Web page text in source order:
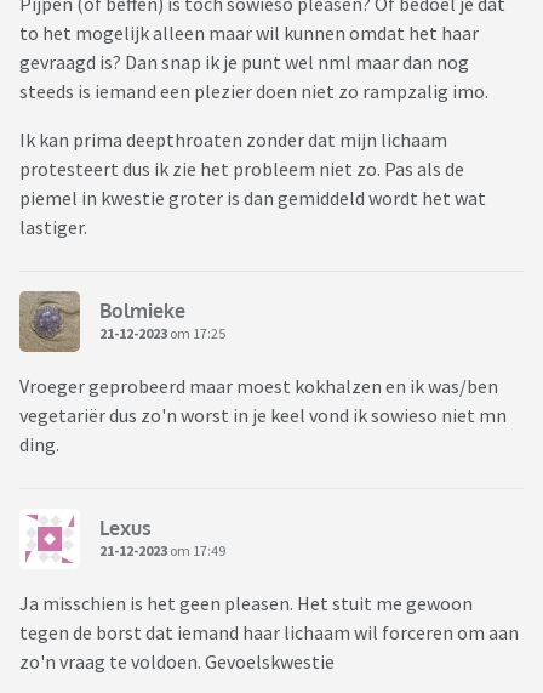
to het mogelijk alleen maar wil kunnen omdat het haar
gevraagd is? Dan snap ik je punt wel nml maar dan nog
steeds is iemand een plezier doen niet zo rampzalig imo.
Ik kan prima deepthroaten zonder dat mijn lichaam
protesteert dus ik zie het probleem niet zo. Pas als de
piemel in kwestie groter is dan gemiddeld wordt het wat
lastiger.
Bolmieke
21-12-2023 om 17:25
Vroeger geprobeerd maar moest kokhalzen en ik was/ben
vegetariër dus zo'n worst in je keel vond ik sowieso niet mn
ding.
Lexus
21-12-2023 om 17:49
Ja misschien is het geen pleasen. Het stuit me gewoon
tegen de borst dat iemand haar lichaam wil forceren om aan
zo'n vraag te voldoen. Gevoelskwestie